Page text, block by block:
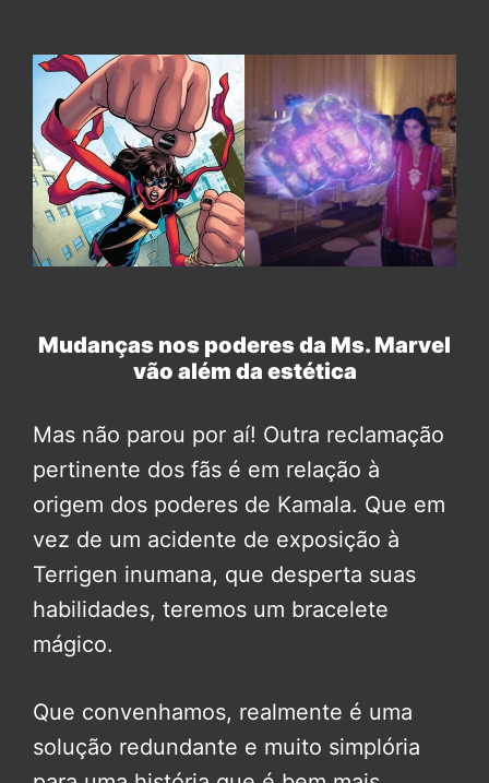
Mudanças nos poderes da Ms. Marvel
vão além da estética
Mas não parou por aí! Outra reclamação
pertinente dos fãs é em relação à
origem dos poderes de Kamala. Que em
vez de um acidente de exposição à
Terrigen inumana, que desperta suas
habilidades, teremos um bracelete
mágico.
Que convenhamos, realmente é uma
solução redundante e muito simplória